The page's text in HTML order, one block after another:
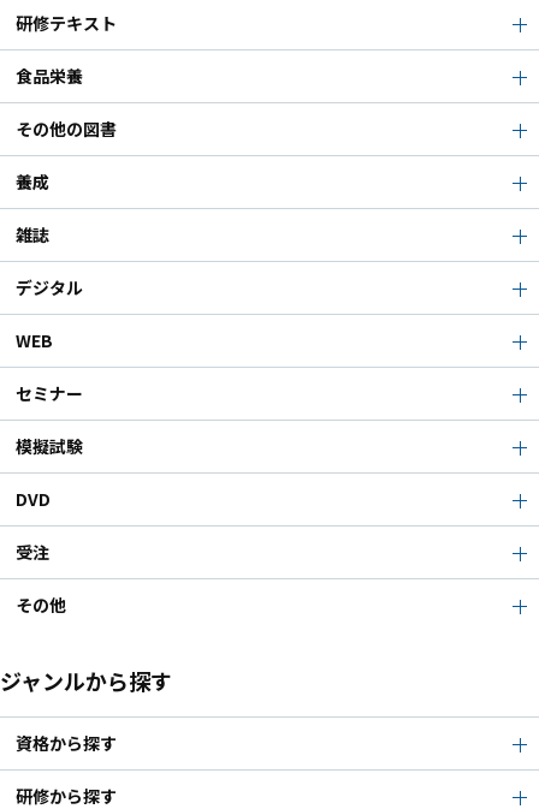
研修テキスト
食品栄養
その他の図書
養成
雑誌
デジタル
WEB
セミナー
模擬試験
DVD
受注
その他
ジャンルから探す
資格から探す
研修から探す